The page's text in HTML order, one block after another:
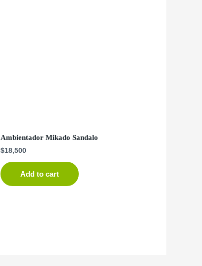
Ambientador Mikado Sandalo
$18,500
Add to cart